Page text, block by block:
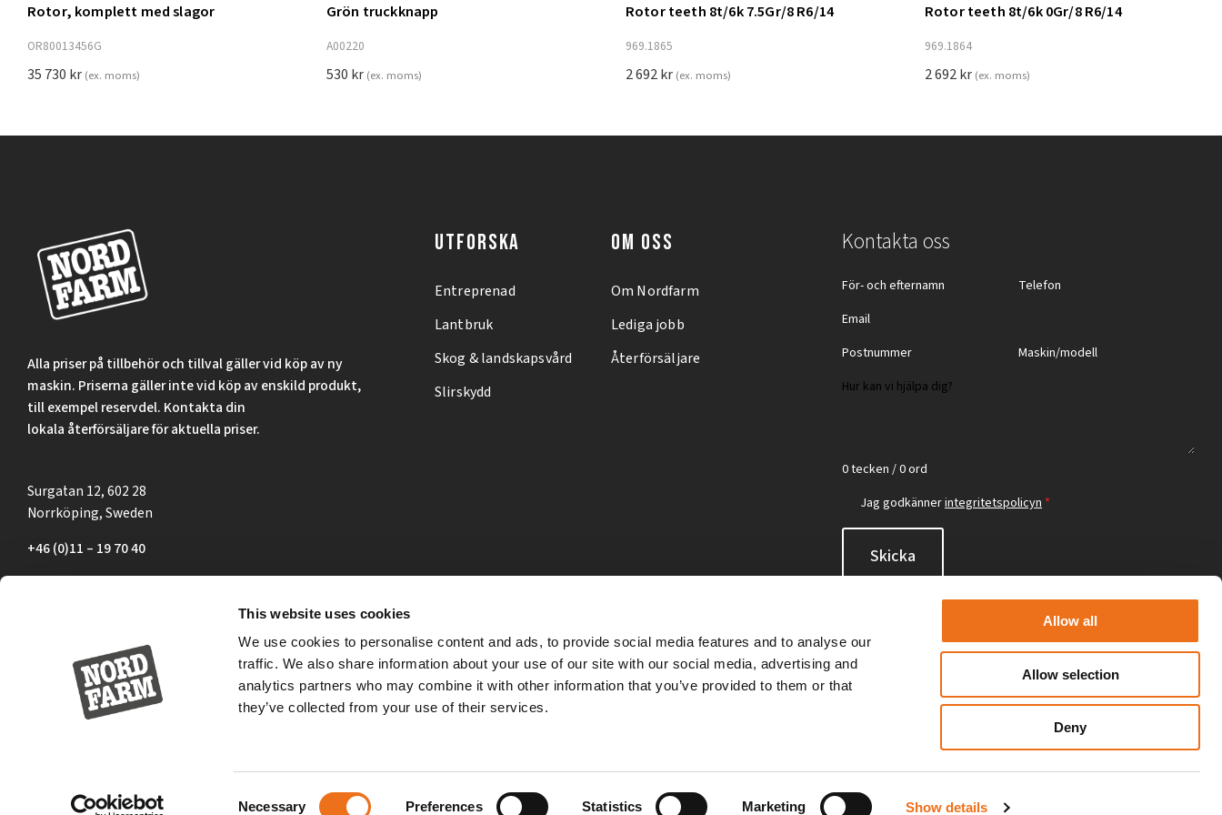
This website uses cookies
We use cookies to personalise content and ads, to provide social media features and to analyse our
traffic. We also share information about your use of our site with our social media, advertising and
analytics partners who may combine it with other information that you’ve provided to them or that
they’ve collected from your use of their services.
Necessary Preferences Statistics Marketing Show details
Allow all
Allow selection
Deny
Lägg till i varukorg
Rotor, komplett med slagor
OR80013456G
35 730 kr (ex. moms)
Lägg till i varukorg
Grön truckknapp
A00220
530 kr (ex. moms)
Lägg till i varukorg
Rotor teeth 8t/6k 7.5Gr/8 R6/14
969.1865
2 692kr (ex. moms)
Rotor teeth 8t/6k 0Gr/8 R6/14
969.1864
2 692kr (ex. moms)
Alla priser på tillbehör och tillval gäller vid köp av ny
maskin. Priserna gäller inte vid köp av enskild produkt,
till exempel reservdel. Kontakta din
lokala återförsäljare för aktuella priser.
Surgatan 12, 602 28
Norrköping, Sweden
+46 (0)11 – 19 70 40
UTFORSKA
Entreprenad
Lantbruk
Skog & landskapsvård
Slirskydd
OM OSS
Om Nordfarm
Lediga jobb
Återförsäljare
Kontakta oss
0 tecken / 0 ord
Jag godkännerintegritetspolicyn *
Skicka